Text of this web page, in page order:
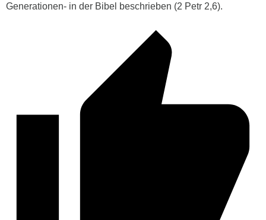
Generationen- in der Bibel beschrieben (2 Petr 2,6).